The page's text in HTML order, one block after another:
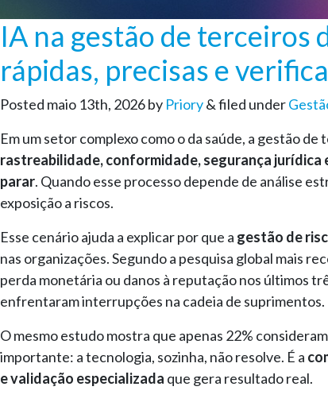
IA na gestão de terceiros
rápidas, precisas e
Posted maio 13th, 2026by Priory&filed under
Em um setor complexo como o da saúde, a gestão
rastreabilidade, conformidade, segurança jurídica
parar. Quando esse processo depende de análise
exposição a riscos.
Esse cenário ajuda a explicar por que a gestão de
nas organizações. Segundo a pesquisa global mais
perda monetária ou danos à reputação nos últimos
enfrentaram interrupções na cadeia de suprimentos.
O mesmo estudo mostra que apenas 22%
importante: a tecnologia, sozinha, não resolve. É a
e validação especializada que gera resultado real.